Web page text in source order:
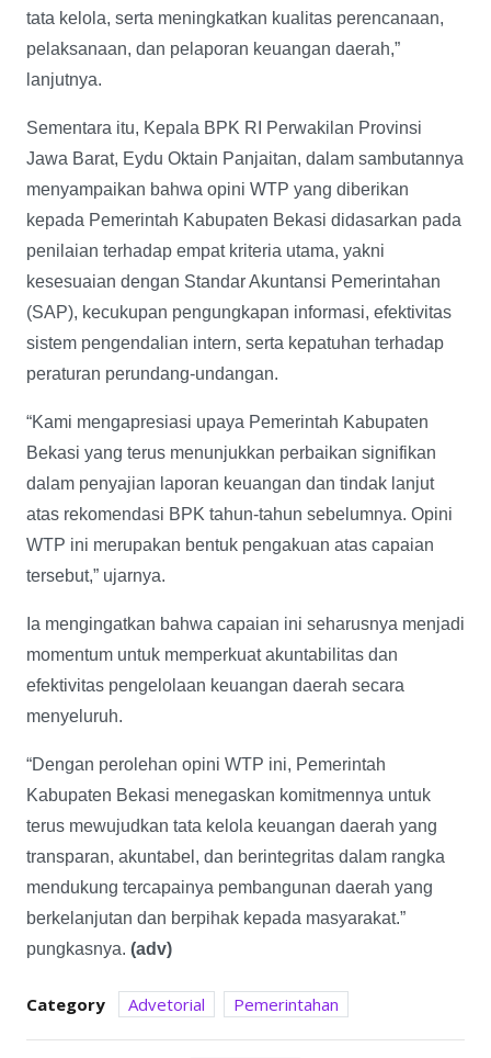
tata kelola, serta meningkatkan kualitas perencanaan,
pelaksanaan, dan pelaporan keuangan daerah,”
lanjutnya.
Sementara itu, Kepala BPK RI Perwakilan Provinsi
Jawa Barat, Eydu Oktain Panjaitan, dalam sambutannya
menyampaikan bahwa opini WTP yang diberikan
kepada Pemerintah Kabupaten Bekasi didasarkan pada
penilaian terhadap empat kriteria utama, yakni
kesesuaian dengan Standar Akuntansi Pemerintahan
(SAP), kecukupan pengungkapan informasi, efektivitas
sistem pengendalian intern, serta kepatuhan terhadap
peraturan perundang-undangan.
“Kami mengapresiasi upaya Pemerintah Kabupaten
Bekasi yang terus menunjukkan perbaikan signifikan
dalam penyajian laporan keuangan dan tindak lanjut
atas rekomendasi BPK tahun-tahun sebelumnya. Opini
WTP ini merupakan bentuk pengakuan atas capaian
tersebut,” ujarnya.
Ia mengingatkan bahwa capaian ini seharusnya menjadi
momentum untuk memperkuat akuntabilitas dan
efektivitas pengelolaan keuangan daerah secara
menyeluruh.
“Dengan perolehan opini WTP ini, Pemerintah
Kabupaten Bekasi menegaskan komitmennya untuk
terus mewujudkan tata kelola keuangan daerah yang
transparan, akuntabel, dan berintegritas dalam rangka
mendukung tercapainya pembangunan daerah yang
berkelanjutan dan berpihak kepada masyarakat.”
pungkasnya. (adv)
Category Advetorial Pemerintahan